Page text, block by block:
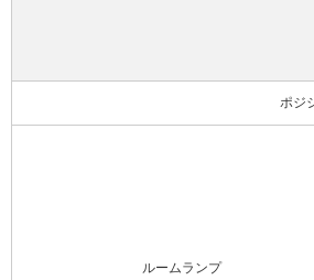
ポジ
ルームランプ